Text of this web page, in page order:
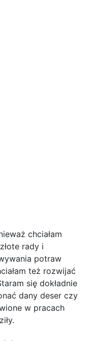
chciałam
rady i
potraw
też rozwijać
się dokładnie
dany deser czy
w pracach